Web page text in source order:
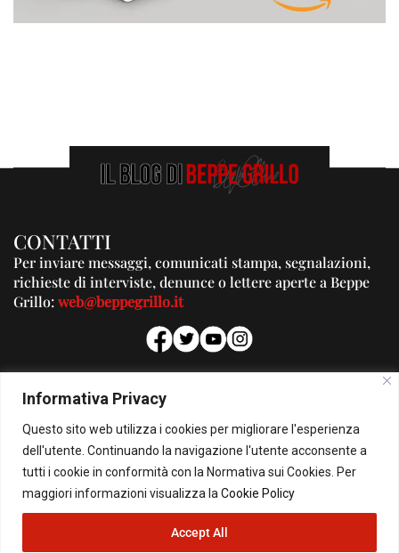
Informativa Privacy
Questo sito web utilizza i cookies per migliorare l'esperienza
dell'utente. Continuando la navigazione l'utente acconsente a
tutti i cookie in conformità con la Normativa sui Cookies. Per
maggiori informazioni visualizza la Cookie Policy
Accept All
CONTATTI
Per inviare messaggi, comunicati stampa, segnalazioni,
richieste di interviste, denunce o lettere aperte a Beppe
Grillo:web@beppegrillo.it
PUBBLICITA'
Per la tua pubblicità su questo Blog:
pubblicita@beppegrillo.it
© Copyright 2026 - Il Blog di Beppe Grillo. All Rights Reserved - Powered by